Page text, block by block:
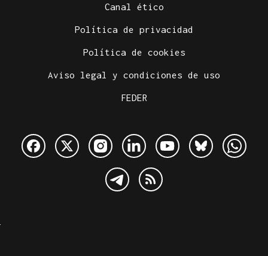
Canal ético
Política de privacidad
Política de cookies
Aviso legal y condiciones de uso
FEDER